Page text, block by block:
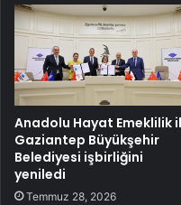
Anadolu Hayat Emeklilik
Gaziantep Büyükşehir
Belediyesi işbirliğini
yeniledi
Temmuz 28, 2026